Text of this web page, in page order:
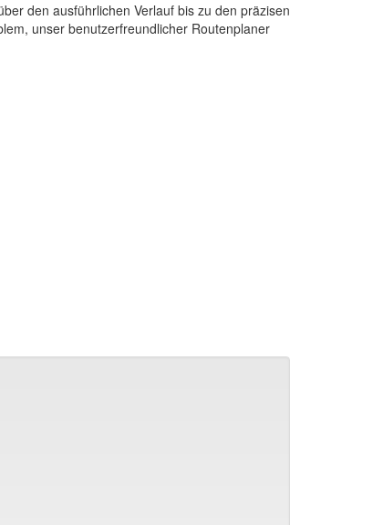
den ausführlichen Verlauf bis zu den präzisen
unser benutzerfreundlicher Routenplaner